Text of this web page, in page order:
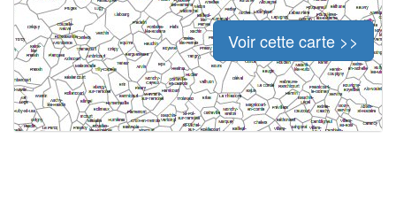
Voir cette carte >>